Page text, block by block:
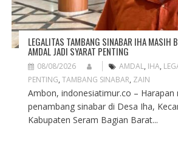
LEGALITAS TAMBANG SINABAR IHA MASIH
AMDAL JADI SYARAT PENTING
08/08/2026 AMDAL, IHA,
PENTING, TAMBANG SINABAR, ZAIN
Ambon, indonesiatimur.co – Harapan
penambang sinabar di Desa Iha,
Kabupaten Seram Bagian Barat...